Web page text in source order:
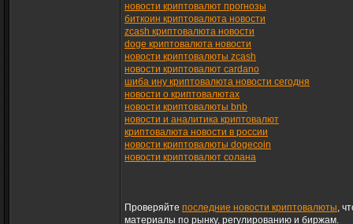
новости криптовалют прогнозы
биткоин криптовалюта новости
zcash криптовалюта новости
doge криптовалюта новости
новости криптовалюты zcash
новости криптовалют cardano
шиба ину криптовалюта новости сегодня
новости о криптовалютах
новости криптовалюты bnb
новости и аналитика криптовалют
криптовалюта новости в россии
новости криптовалюты dogecoin
новости криптовалют солана
Проверяйте последние новости криптовалюты,
материалы по рынку, регулированию и биржам.